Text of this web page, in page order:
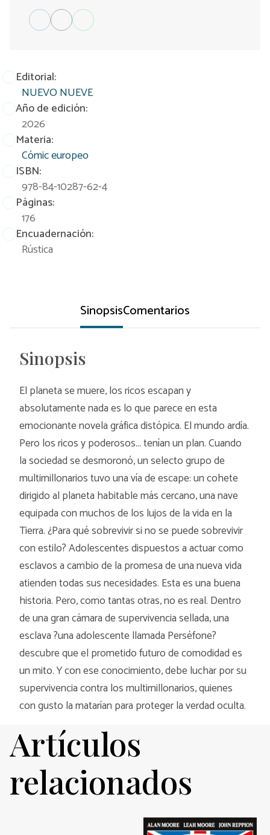
Editorial:
NUEVO NUEVE
Año de edición:
2026
Materia:
Cómic europeo
ISBN:
978-84-10287-62-4
Páginas:
176
Encuadernación:
Rústica
SinopsisComentarios
Sinopsis
El planeta se muere, los ricos escapan y
absolutamente nada es lo que parece en esta
emocionante novela gráfica distópica. El mundo ardía.
Pero los ricos y poderosos... tenían un plan. Cuando
la sociedad se desmoronó, un selecto grupo de
multimillonarios tuvo una vía de escape: un cohete
dirigido al planeta habitable más cercano, una nave
equipada con muchos de los lujos de la vida en la
Tierra. ¿Para qué sobrevivir si no se puede sobrevivir
con estilo? Adolescentes dispuestos a actuar como
esclavos a cambio de la promesa de una nueva vida
atienden todas sus necesidades. Esta es una buena
historia. Pero, como tantas otras, no es real. Dentro
de una gran cámara de supervivencia sellada, una
esclava ?una adolescente llamada Perséfone?
descubre que el prometido futuro de comodidad es
un mito. Y con ese conocimiento, debe luchar por su
supervivencia contra los multimillonarios, quienes
con gusto la matarían para proteger la verdad oculta.
Artículos
relacionados